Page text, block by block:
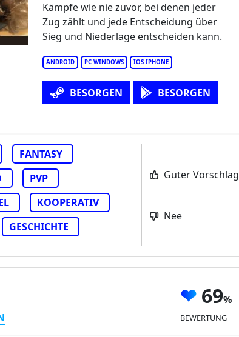
ANDROID PC WINDOWS IOS IPHONE
Kämpfe wie nie zuvor, bei denen jeder
Zug zählt und jede Entscheidung über
Sieg und Niederlage entscheiden kann.
BESORGEN BESORGEN
FANTASY
PVP
KOOPERATIV
GESCHICHTE
Guter Vorschlag
Nee
69
BEWERTUNG